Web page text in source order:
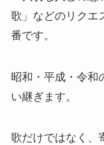
歌」などのリクエ
番です。
昭和・平成・令和
い継ぎます。
歌だけではなく、